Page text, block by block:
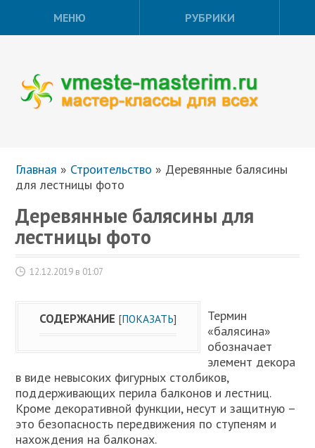
МЕНЮ РУБРИКИ
Главная » Строительство » Деревянные балясины
для лестницы фото
Деревянные балясины для
лестницы фото
12.12.2019 в 01:07
СОДЕРЖАНИЕ [ПОКАЗАТЬ]
Термин
«балясина»
обозначает
элемент декора
в виде невысоких фигурных столбиков,
поддерживающих перила балконов и лестниц.
Кроме декоративной функции, несут и защитную –
это безопасность передвижения по ступеням и
нахождения на балконах.